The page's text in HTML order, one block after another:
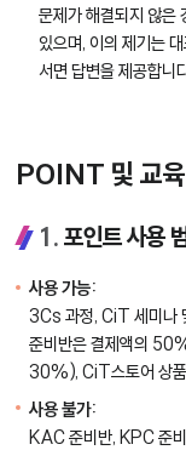
문제가 해결되지 않은
있으며, 이의 제기는
서면 답변을 제공합니
POINT 및 교
1. 포인트 사용
사용 가능:
3Cs 과정, CiT 세미나
준비반은 결제액의
30%), CiT스토어 상품
사용 불가:
KAC 준비반, KPC 준